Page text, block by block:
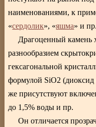
наименованиями, к
«сердолик», «яшма» и пр.
Драгоценный камень
разнообразием
гексагональной
формулой SiO2 (диоксид
же присутствуют
до 1,5% воды и пр.
Он отличается